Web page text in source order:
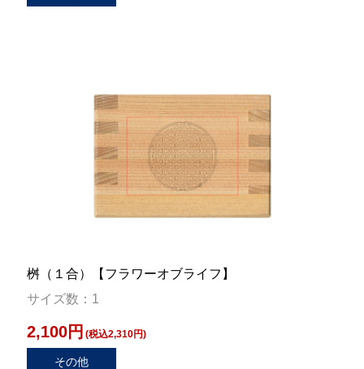
桝（１合）【フラワーオブライフ】
サイズ数：1
2,100円 (税込2,310円)
その他